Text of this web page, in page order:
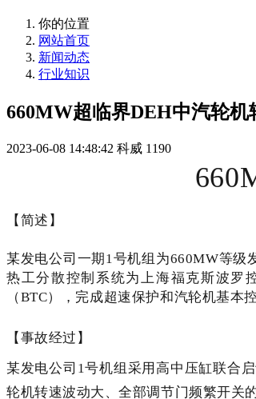
你的位置
网站首页
新闻动态
行业知识
660MW超临界DEH中汽轮
2023-06-08 14:48:42 科威 1190
【简述】
某发电公司一期1号机组为660MW等级
热工分散控制系统为上海福克斯波罗
（BTC），完成超速保护和汽轮机基
【事故经过】
某发电公司1号机组采用高中压缸联合
轮机转速波动大、全部调节门频繁开关